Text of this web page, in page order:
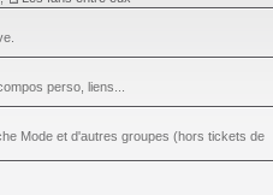
perso, liens...
Mode et d'autres groupes (hors tickets de